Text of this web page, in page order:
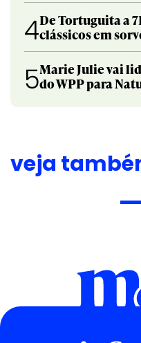
4De Tortuguita a
clássicos em
5Marie Julie vai
do WPP para
veja